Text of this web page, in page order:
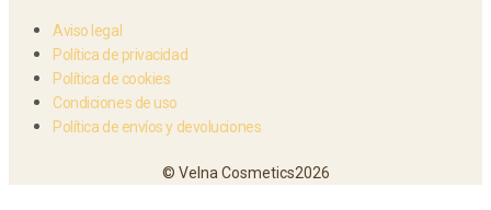
Aviso legal
Política de privacidad
Política de cookies
Condiciones de uso
Política de envíos y devoluciones
© Velna Cosmetics2026